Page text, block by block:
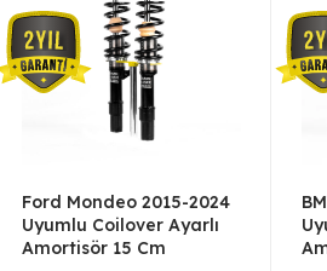
Ford Mondeo 2015-2024
Uyumlu Coilover Ayarlı
Amortisör 15 Cm